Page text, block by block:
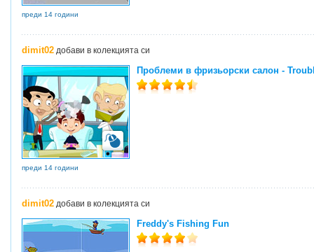
преди 14 години
dimit02 добави в колекцията си
Проблеми в фризьорски салон -
преди 14 години
dimit02 добави в колекцията си
Freddy's Fishing Fun